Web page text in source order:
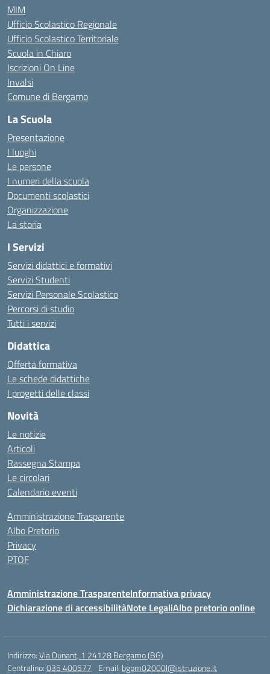
MIM
Ufficio Scolastico Regionale
Ufficio Scolastico Territoriale
Scuola in Chiaro
Iscrizioni On Line
Invalsi
Comune di Bergamo
La Scuola
Presentazione
I luoghi
Le persone
I numeri della scuola
Documenti scolastici
Organizzazione
La storia
I Servizi
Servizi didattici e formativi
Servizi Studenti
Servizi Personale Scolastico
Percorsi di studio
Tutti i servizi
Didattica
Offerta formativa
Le schede didattiche
I progetti delle classi
Novità
Le notizie
Articoli
Rassegna Stampa
Le circolari
Calendario eventi
Amministrazione Trasparente
Albo Pretorio
Privacy
PTOF
Amministrazione TrasparenteInformativa privacy
Dichiarazione di accessibilitàNote LegaliAlbo pretorio online
Indirizzo:Via Dunant, 1 24128 Bergamo (BG)
Centralino:035 400577 Email: bgpm02000l@istruzione.it